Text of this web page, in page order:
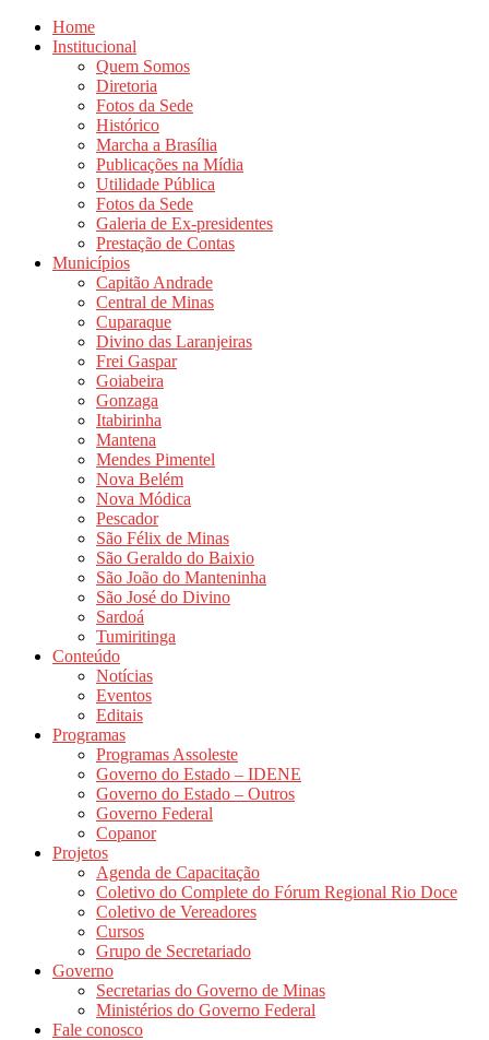
Home
Institucional
Quem Somos
Diretoria
Fotos da Sede
Histórico
Marcha a Brasília
Publicações na Mídia
Utilidade Pública
Fotos da Sede
Galeria de Ex-presidentes
Prestação de Contas
Municípios
Capitão Andrade
Central de Minas
Cuparaque
Divino das Laranjeiras
Frei Gaspar
Goiabeira
Gonzaga
Itabirinha
Mantena
Mendes Pimentel
Nova Belém
Nova Módica
Pescador
São Félix de Minas
São Geraldo do Baixio
São João do Manteninha
São José do Divino
Sardoá
Tumiritinga
Conteúdo
Notícias
Eventos
Editais
Programas
Programas Assoleste
Governo do Estado – IDENE
Governo do Estado – Outros
Governo Federal
Copanor
Projetos
Agenda de Capacitação
Coletivo do Complete do Fórum Regional Rio Doce
Coletivo de Vereadores
Cursos
Grupo de Secretariado
Governo
Secretarias do Governo de Minas
Ministérios do Governo Federal
Fale conosco